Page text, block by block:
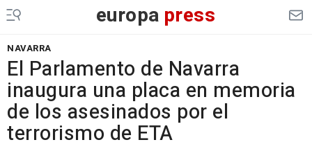
europa press
NAVARRA
El Parlamento de Navarra
inaugura una placa en memoria
de los asesinados por el
terrorismo de ETA